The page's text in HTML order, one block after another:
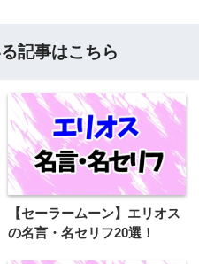
記事はこちら
【セーラームーン】エリオス
の名言・名セリフ20選！